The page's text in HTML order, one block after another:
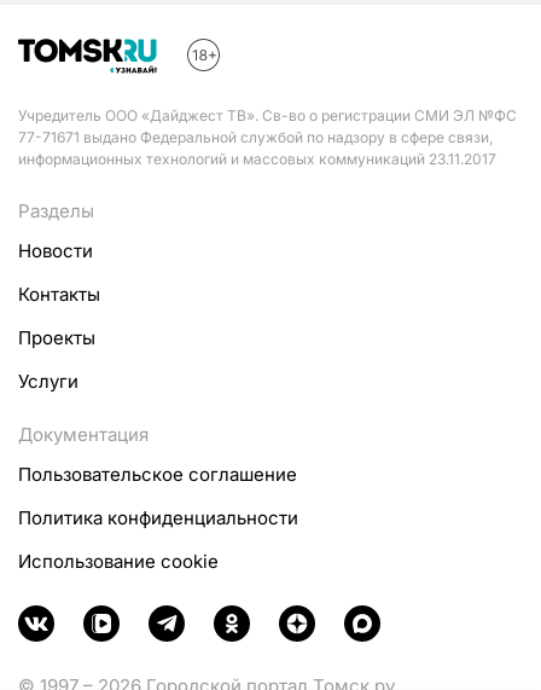
Учредитель ООО «Дайджест ТВ». Св-во о регистрации СМИ ЭЛ №ФС
77-71671 выдано Федеральной службой по надзору в сфере связи,
информационных технологий и массовых коммуникаций 23.11.2017
Разделы
Новости
Контакты
Проекты
Услуги
Документация
Пользовательское соглашение
Политика конфиденциальности
Использование cookie